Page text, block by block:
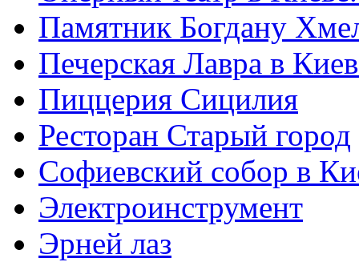
Памятник Богдану
Печерская Лавра в
Пиццерия Сицилия
Ресторан Старый город
Софиевский собор в
Электроинструмент
Эрней лаз